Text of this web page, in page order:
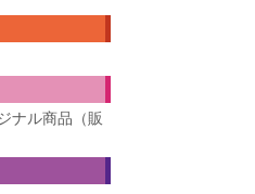
ナル商品（販